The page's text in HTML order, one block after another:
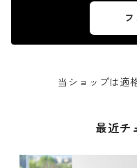
当ショップは適
最近チ